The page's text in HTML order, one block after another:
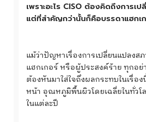
เพราะอะไร CISO ต้องคิดถึงการ
แต่ที่สำคัญกว่านั้นก็คือบรรดาแฮกเ
แม้ว่าปัญหาเรื่องการเปลี่ยนแปลงส
แฮกเกอร์ หรือผู้ประสงค์ร้าย ทุกอ
ต้องหันมาใส่ใจถึงผลกระทบในเรื่อ
หน้า อุณหภูมิพื้นผิวโดยเฉลี่ยในทั่วโ
ในแต่ละปี